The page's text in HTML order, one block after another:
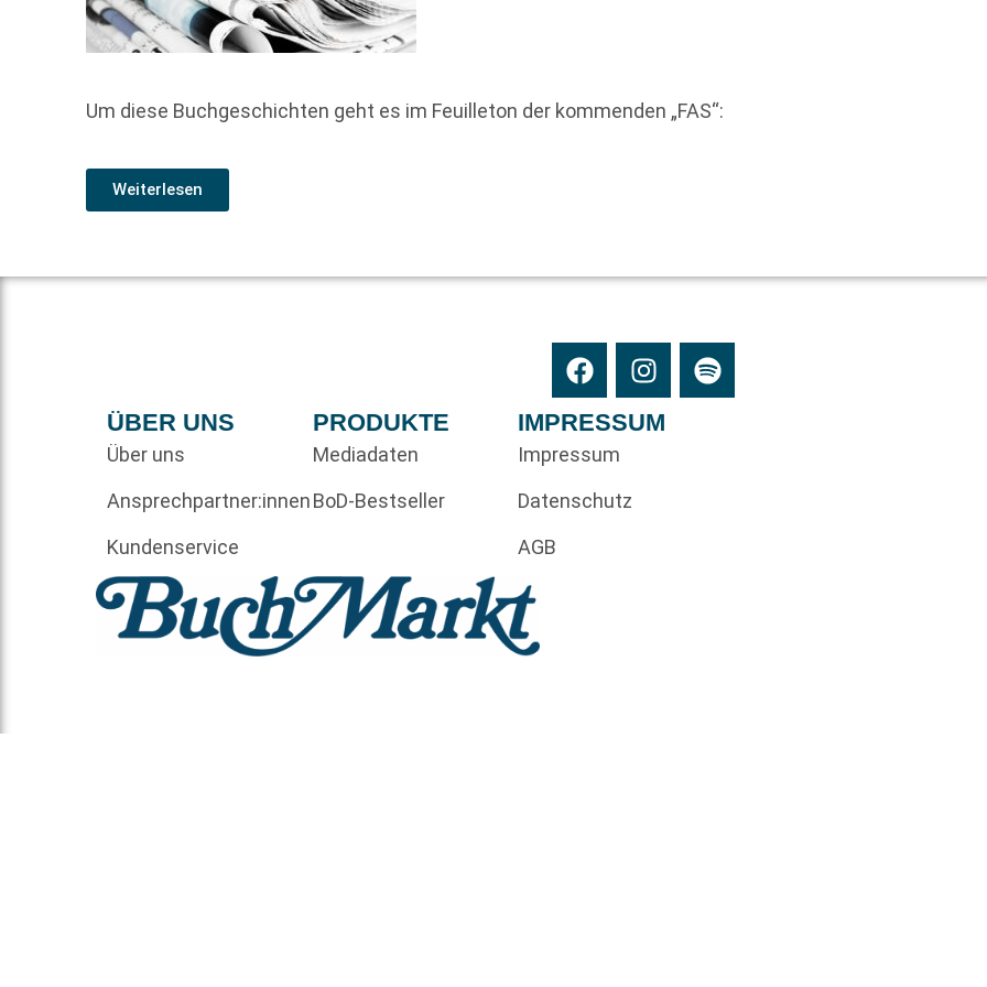
Um diese Buchgeschichten geht es im Feuilleton der kommenden „FAS“:
Weiterlesen
ÜBER UNS
Über uns
Ansprechpartner:innen
Kundenservice
PRODUKTE
Mediadaten
BoD-Bestseller
IMPRESSUM
Impressum
Datenschutz
AGB